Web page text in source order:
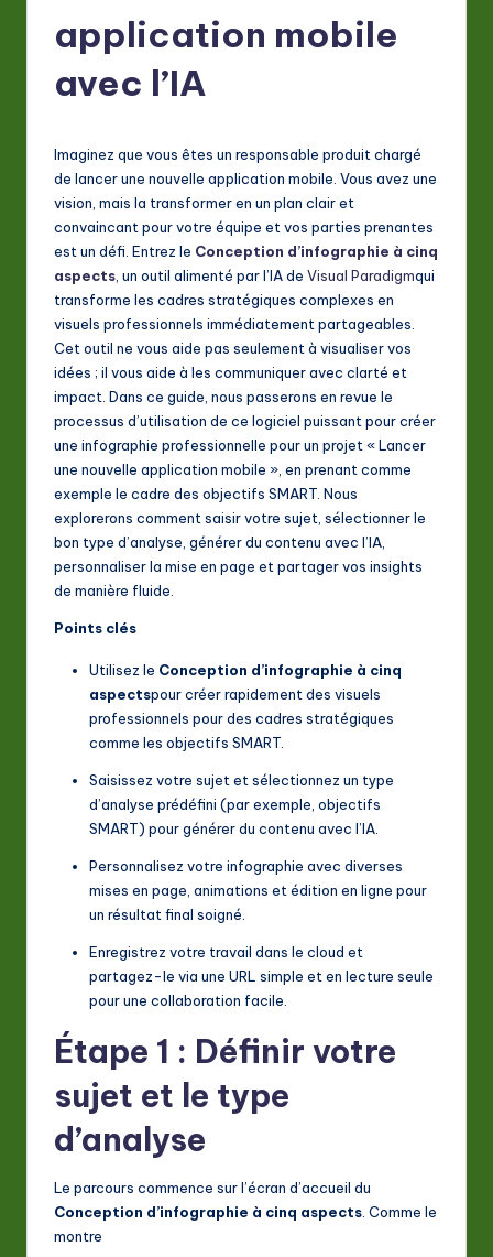
L
in
A
&
application mobile
avec l’IA
Imaginez que vous êtes un responsable produit chargé
de lancer une nouvelle application mobile. Vous avez une
vision, mais la transformer en un plan clair et
convaincant pour votre équipe et vos parties prenantes
est un défi. Entrez le Conception d’infographie à cinq
aspects , un outil alimenté par l’IA de Visual Paradigmqui
transforme les cadres stratégiques complexes en
visuels professionnels immédiatement partageables.
Cet outil ne vous aide pas seulement à visualiser vos
idées ; il vous aide à les communiquer avec clarté et
impact. Dans ce guide, nous passerons en revue le
processus d’utilisation de ce logiciel puissant pour créer
une infographie professionnelle pour un projet « Lancer
une nouvelle application mobile », en prenant comme
exemple le cadre des objectifs SMART. Nous
explorerons comment saisir votre sujet, sélectionner le
bon type d’analyse, générer du contenu avec l’IA,
personnaliser la mise en page et partager vos insights
de manière fluide.
Points clés
Utilisez le Conception d’infographie à cinq
aspectspour créer rapidement des visuels
professionnels pour des cadres stratégiques
comme les objectifs SMART.
Saisissez votre sujet et sélectionnez un type
d’analyse prédéfini (par exemple, objectifs
SMART) pour générer du contenu avec l’IA.
Personnalisez votre infographie avec diverses
mises en page, animations et édition en ligne pour
un résultat final soigné.
Enregistrez votre travail dans le cloud et
partagez-le via une URL simple et en lecture seule
pour une collaboration facile.
Étape 1 : Définir votre
sujet et le type
d’analyse
Le parcours commence sur l’écran d’accueil du
Conception d’infographie à cinq aspects . Comme le
montre